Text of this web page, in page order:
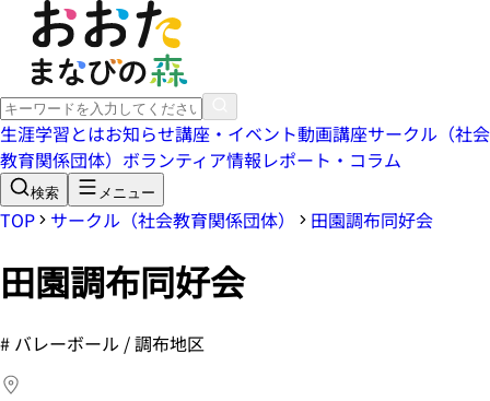
生涯学習とはお知らせ講座・イベント動画講座サークル（社会
教育関係団体） ボランティア情報レポート・コラム
検索 メニュー
TOP サークル（社会教育関係団体） 田園調布同好会
田園調布同好会
# バレーボール / 調布地区